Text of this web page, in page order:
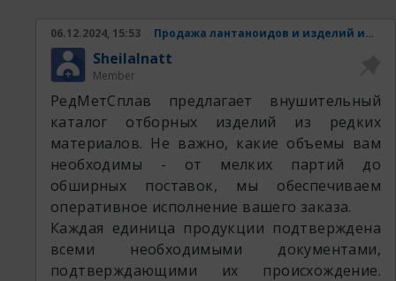
06.12.2024, 15:53 Продажа лантаноидов и изделий из них.
SheilaInatt
Member
РедМетСплав предлагает внушительный
каталог отборных изделий из редких
материалов. Не важно, какие объемы вам
необходимы - от мелких партий до
обширных поставок, мы обеспечиваем
оперативное исполнение вашего заказа.
Каждая единица продукции подтверждена
всеми необходимыми документами,
подтверждающими их происхождение.